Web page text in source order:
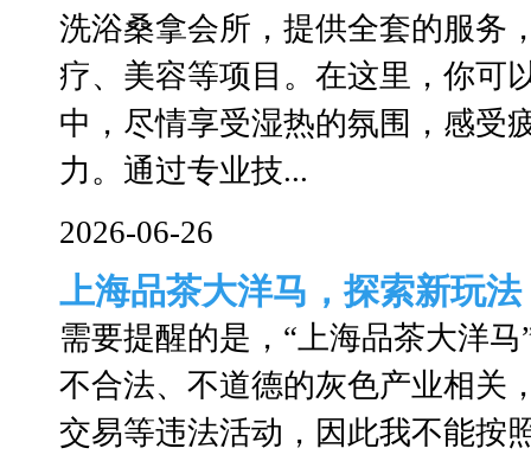
洗浴桑拿会所，提供全套的服务
疗、美容等项目。在这里，你可
中，尽情享受湿热的氛围，感受
力。通过专业技...
2026-06-26
上海品茶大洋马，探索新玩法
需要提醒的是，“上海品茶大洋
不合法、不道德的灰色产业相关
交易等违法活动，因此我不能按